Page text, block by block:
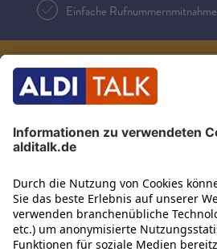
Einfache Rufnummernmitnahme